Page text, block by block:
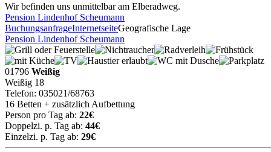
Wir befinden uns unmittelbar am Elberadweg.
Pension Lindenhof Scheumann
BuchungsanfrageInternetseiteGeografische Lage
Pension Lindenhof Scheumann
01796 Weißig
Weißig 18
Telefon: 035021/68763
16 Betten + zusätzlich Aufbettung
Person pro Tag ab: 22€
Doppelzi. p. Tag ab: 44€
Einzelzi. p. Tag ab: 29€